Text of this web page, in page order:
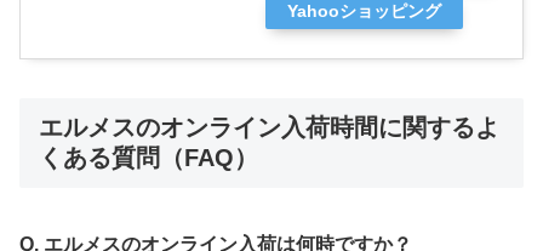
Yahooショッピング
エルメスのオンライン入荷時間に関するよ
くある質問（FAQ）
Q. エルメスのオンライン入荷は何時ですか？